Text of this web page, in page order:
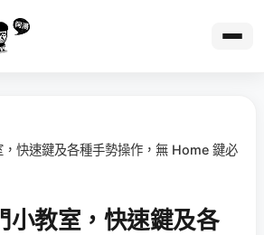
快速鍵及各種手勢操作，無 Home 鍵必
小教室，快速鍵及各